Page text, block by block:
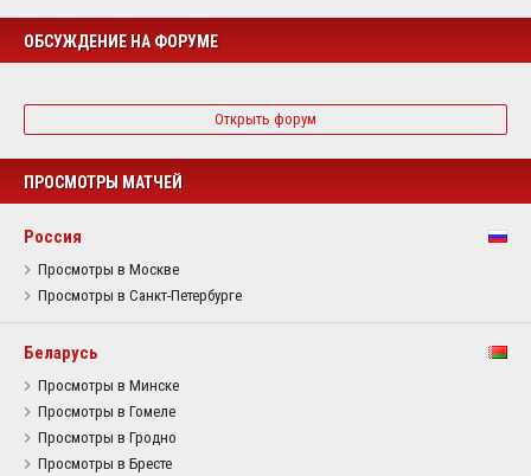
ОБСУЖДЕНИЕ НА ФОРУМЕ
Открыть форум
ПРОСМОТРЫ МАТЧЕЙ
Россия
Просмотры в Москве
Просмотры в Санкт-Петербурге
Беларусь
Просмотры в Минске
Просмотры в Гомеле
Просмотры в Гродно
Просмотры в Бресте